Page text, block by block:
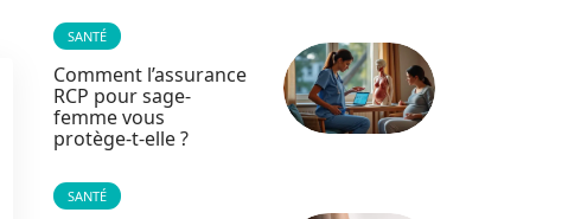
SANTÉ
Comment l’assurance
RCP pour sage-
femme vous
protège-t-elle ?
SANTÉ